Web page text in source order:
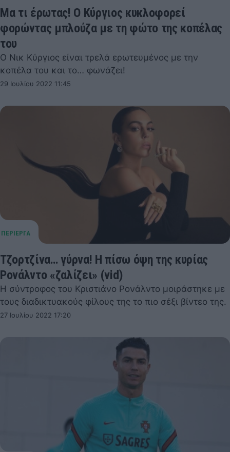
Μα τι έρωτας! Ο Κύργιος κυκλοφορεί
φορώντας μπλούζα με τη φώτο της κοπέλας
του
Ο Νικ Κύργιος είναι τρελά ερωτευμένος με την
κοπέλα του και το… φωνάζει!
29 Ιουλίου 2022 11:45
Τζορτζίνα… γύρνα! Η πίσω όψη της κυρίας
Ρονάλντο «ζαλίζει» (vid)
Η σύντροφος του Κριστιάνο Ρονάλντο μοιράστηκε με
τους διαδικτυακούς φίλους της το πιο σέξι βίντεο της.
27 Ιουλίου 2022 17:20